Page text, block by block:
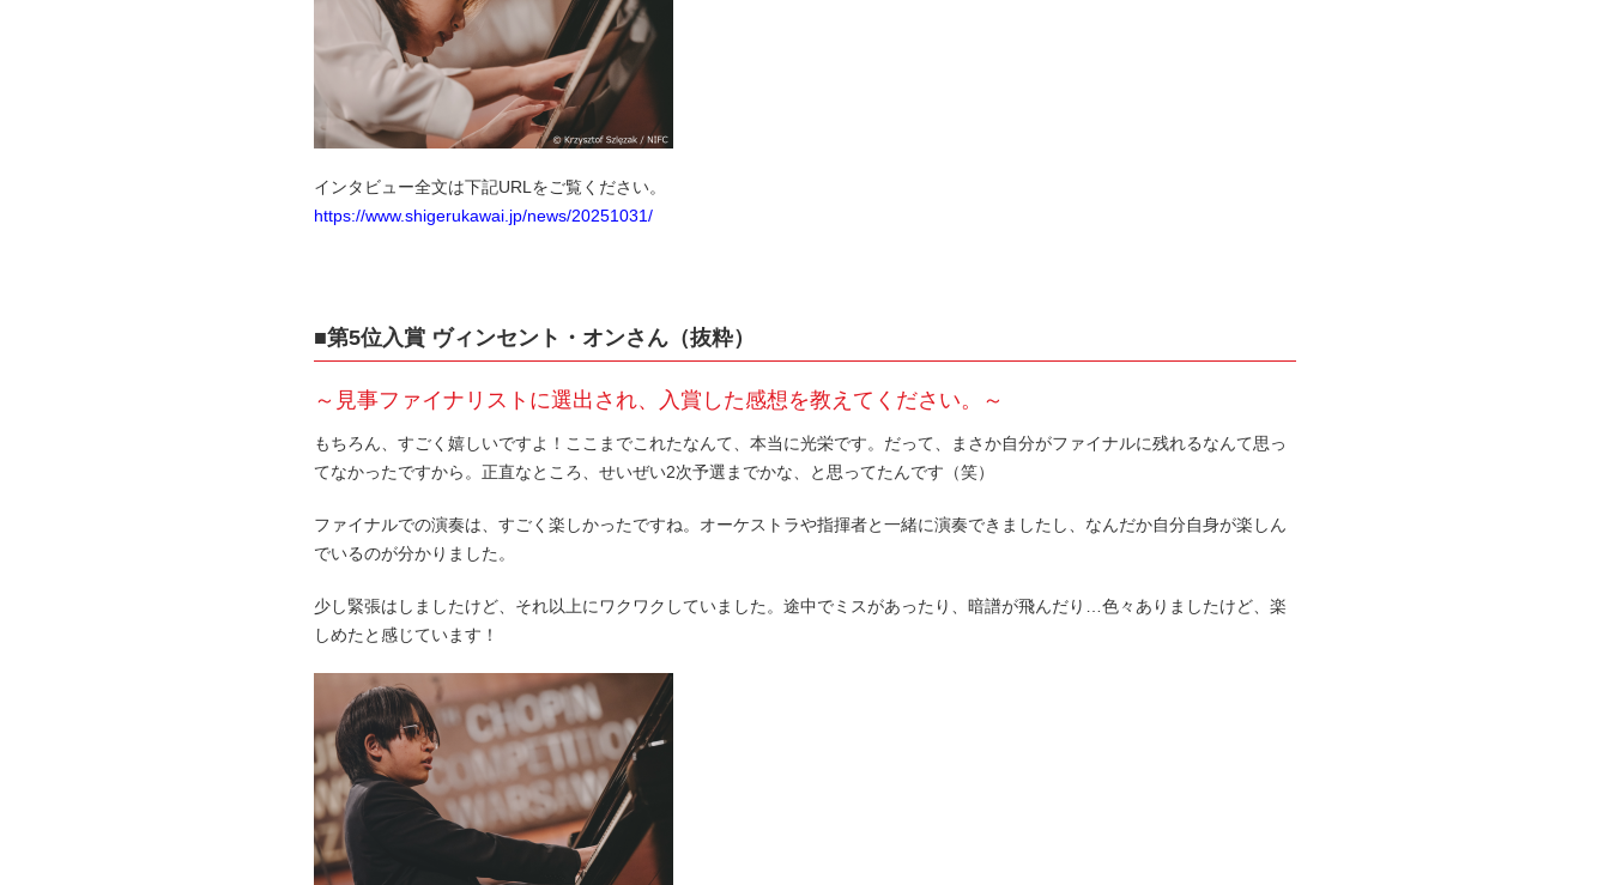
インタビュー全文は下記URLをご覧ください。
https://www.shigerukawai.jp/news/20251031/
■第5位入賞 ヴィンセント・オンさん（抜粋）
～見事ファイナリストに選出され、入賞した感想を教えてください。～
もちろん、すごく嬉しいですよ！ここまでこれたなんて、本当に光栄です。だって、まさか自分がファイナルに残れるなんて思っ
てなかったですから。正直なところ、せいぜい2次予選までかな、と思ってたんです（笑）
ファイナルでの演奏は、すごく楽しかったですね。オーケストラや指揮者と一緒に演奏できましたし、なんだか自分自身が楽しん
でいるのが分かりました。
少し緊張はしましたけど、それ以上にワクワクしていました。途中でミスがあったり、暗譜が飛んだり…色々ありましたけど、楽
しめたと感じています！